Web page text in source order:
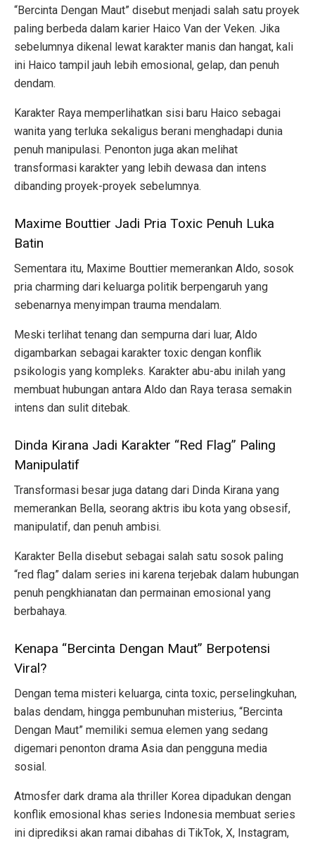
“Bercinta Dengan Maut” disebut menjadi salah satu proyek
paling berbeda dalam karier Haico Van der Veken. Jika
sebelumnya dikenal lewat karakter manis dan hangat, kali
ini Haico tampil jauh lebih emosional, gelap, dan penuh
dendam.
Karakter Raya memperlihatkan sisi baru Haico sebagai
wanita yang terluka sekaligus berani menghadapi dunia
penuh manipulasi. Penonton juga akan melihat
transformasi karakter yang lebih dewasa dan intens
dibanding proyek-proyek sebelumnya.
Maxime Bouttier Jadi Pria Toxic Penuh Luka
Batin
Sementara itu, Maxime Bouttier memerankan Aldo, sosok
pria charming dari keluarga politik berpengaruh yang
sebenarnya menyimpan trauma mendalam.
Meski terlihat tenang dan sempurna dari luar, Aldo
digambarkan sebagai karakter toxic dengan konflik
psikologis yang kompleks. Karakter abu-abu inilah yang
membuat hubungan antara Aldo dan Raya terasa semakin
intens dan sulit ditebak.
Dinda Kirana Jadi Karakter “Red Flag” Paling
Manipulatif
Transformasi besar juga datang dari Dinda Kirana yang
memerankan Bella, seorang aktris ibu kota yang obsesif,
manipulatif, dan penuh ambisi.
Karakter Bella disebut sebagai salah satu sosok paling
“red flag” dalam series ini karena terjebak dalam hubungan
penuh pengkhianatan dan permainan emosional yang
berbahaya.
Kenapa “Bercinta Dengan Maut” Berpotensi
Viral?
Dengan tema misteri keluarga, cinta toxic, perselingkuhan,
balas dendam, hingga pembunuhan misterius, “Bercinta
Dengan Maut” memiliki semua elemen yang sedang
digemari penonton drama Asia dan pengguna media
sosial.
Atmosfer dark drama ala thriller Korea dipadukan dengan
konflik emosional khas series Indonesia membuat series
ini diprediksi akan ramai dibahas di TikTok, X, Instagram,